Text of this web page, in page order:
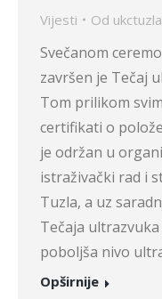
Vijesti Od ukctuzla
Svečanom
završen je Tečaj
Tom prilikom
certifikati o
je održan u
istraživački rad i
Tuzla, a uz
Tečaja
poboljša nivo
Opširnije